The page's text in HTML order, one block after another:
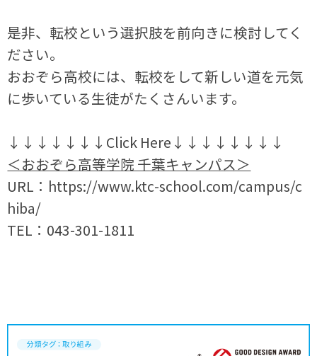
是非、転校という選択肢を前向きに検討してく
ださい。
おおぞら高校には、転校をして新しい道を元気
に歩いている生徒がたくさんいます。
↓↓↓↓↓↓↓Click Here↓↓↓↓↓↓↓↓
＜おおぞら高等学院 千葉キャンパス＞
URL：https://www.ktc-school.com/campus/c
hiba/
TEL：043-301-1811